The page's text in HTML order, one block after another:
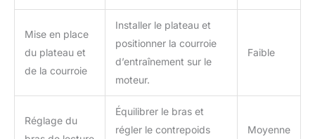
Mise en place
du plateau et
de la courroie
Installer le plateau et
positionner la courroie
d’entraînement sur le
moteur.
Faible
Réglage du
Équilibrer le bras et
régler le contrepoids
Moyenne